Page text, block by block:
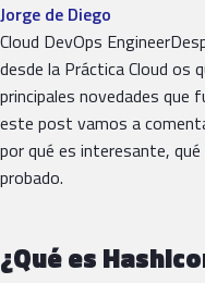
Jorge de Diego
Cloud DevOps
desde la Práctica Cloud os
principales novedades que
este post vamos a
por qué es interesante,
probado.
¿Qué es